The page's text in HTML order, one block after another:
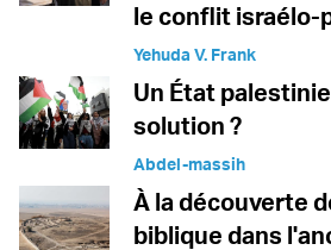
le conflit israélo-
Yehuda V. Frank
Un État
solution ?
Abdel-massih
À la découverte
biblique dans